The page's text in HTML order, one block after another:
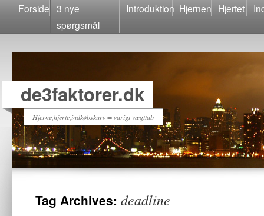
Forside 3 nye
spørgsmål
Introduktion Hjernen Hjertet
de3faktorer.dk
Hjerne,hjerte,indkøbskurv = varigt vægttab
Tag Archives: deadline